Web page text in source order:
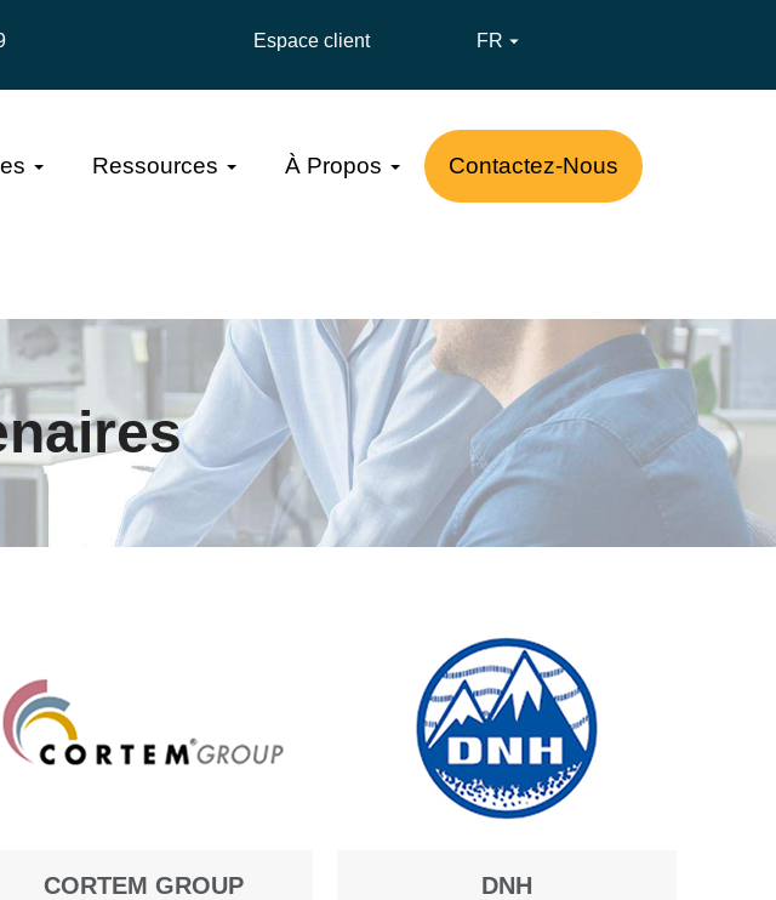
Espace client FR 
Ressources À Propos Contactez-Nous
CORTEM GROUP DNH